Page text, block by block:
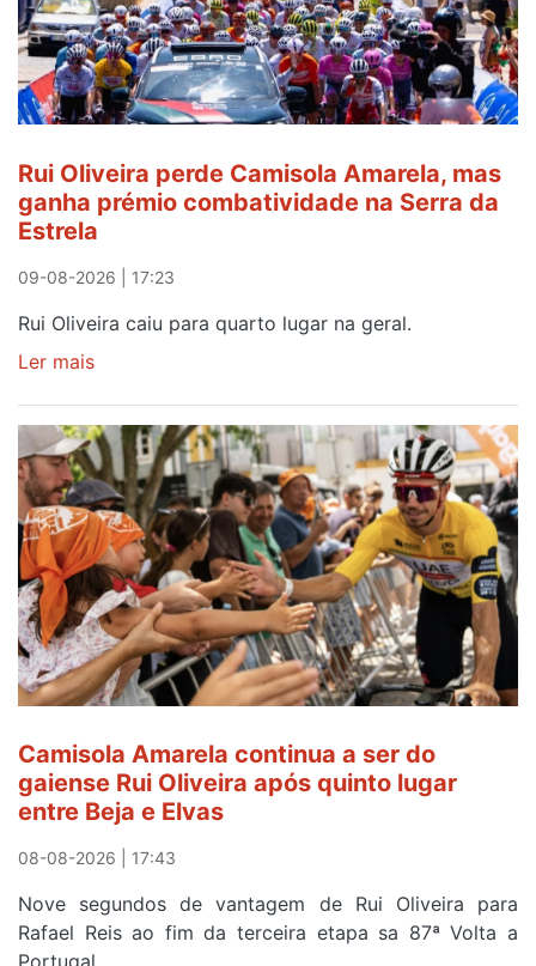
Rui Oliveira perde Camisola Amarela, mas
ganha prémio combatividade na Serra da
Estrela
09-08-2026 | 17:23
Rui Oliveira caiu para quarto lugar na geral.
Ler mais
perde
Camisola
Amarela,
mas
ganha
prémio
combatividade
na
Serra
da
Camisola Amarela continua a ser do
gaiense Rui Oliveira após quinto lugar
entre Beja e Elvas
08-08-2026 | 17:43
Nove segundos de vantagem de Rui Oliveira para
Rafael Reis ao fim da terceira etapa sa 87ª Volta a